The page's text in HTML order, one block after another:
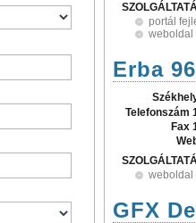
portál
weboldal
Erba
Telefonszám
Fax
weboldal
GFX